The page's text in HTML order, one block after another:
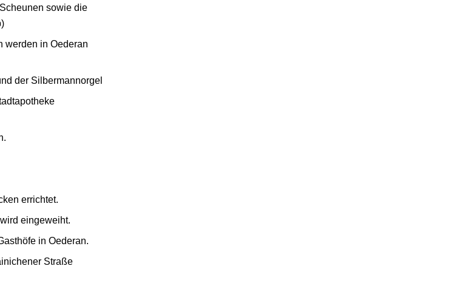
sowie die
werden in Oederan
der Silbermannorgel
errichtet.
eingeweiht.
in Oederan.
Straße